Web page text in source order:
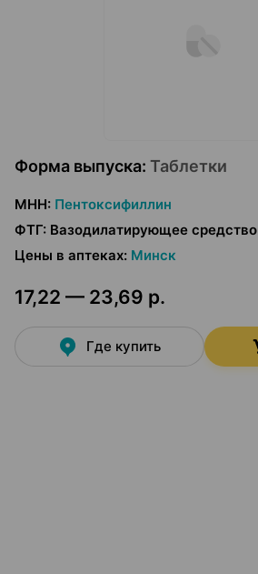
Форма выпуска: Таблетки
МНН: Пентоксифиллин
ФТГ: Вазодилатирующее средство
Цены в аптеках: Минск
17,22 — 23,69 р.
Где купить